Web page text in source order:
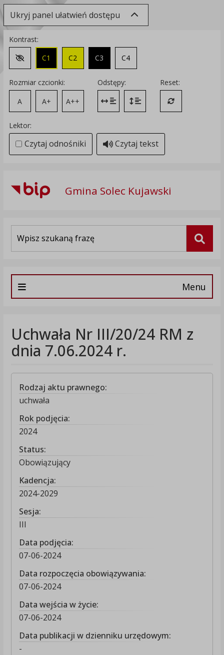
Ukryj panel ułatwień dostępu
Kontrast:
Zmień kontrast na domyślny
C1 C2 C3 C4
Rozmiar czcionki:
A
A+ A++
Odstępy:
Zmień odstęp między literami
Zmień interlinię i margines
Reset:
Przywróć
Lektor:
Czytaj odnośniki Czytaj tekst
Gmina Solec Kujawski
Menu
Uchwała Nr III/20/24 RM z
dnia 7.06.2024 r.
Rodzaj aktu prawnego:
uchwała
Rok podjęcia:
2024
Status:
Obowiązujący
Kadencja:
2024-2029
Sesja:
III
Data podjęcia:
07-06-2024
Data rozpoczęcia obowiązywania:
07-06-2024
Data wejścia w życie:
07-06-2024
Data publikacji w dzienniku urzędowym:
-